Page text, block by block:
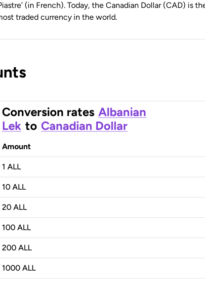
(in French). Today, the Canadian Dollar (CAD) is
traded currency in the world.
Conversion rates Albanian
Lek to Canadian Dollar
Amount
1 ALL
10 ALL
20 ALL
100 ALL
200 ALL
1000 ALL